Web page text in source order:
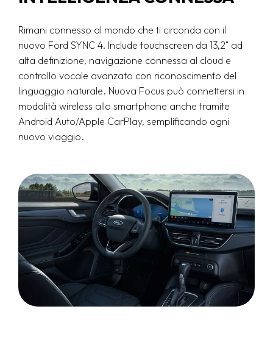
Rimani connesso al mondo che ti circonda con il
nuovo Ford SYNC 4. Include touchscreen da 13,2" ad
alta definizione, navigazione connessa al cloud e
controllo vocale avanzato con riconoscimento del
linguaggio naturale. Nuova Focus può connettersi in
modalità wireless allo smartphone anche tramite
Android Auto/Apple CarPlay, semplificando ogni
nuovo viaggio.